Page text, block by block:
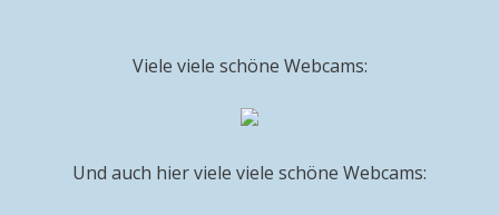
Viele viele schöne Webcams:
Und auch hier viele viele schöne Webcams: